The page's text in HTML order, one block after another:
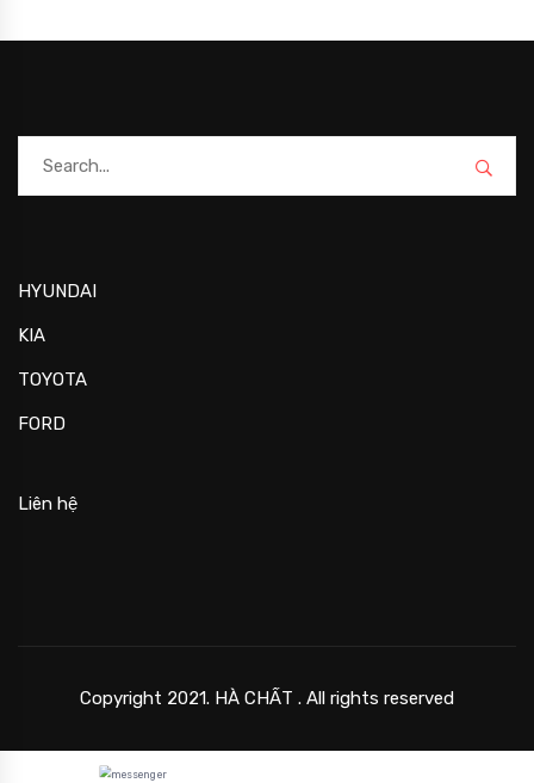
HYUNDAI
KIA
TOYOTA
FORD
Liên hệ
Copyright 2021. HÀ CHẤT . All rights reserved